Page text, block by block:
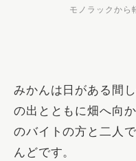
モノラックから
みかんは日がある間
の出とともに畑へ向
のバイトの方と二人
んどです。